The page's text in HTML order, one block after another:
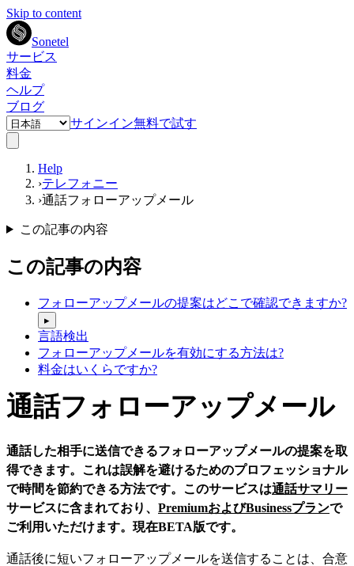
Skip to content
Sonetel
サービス
料金
ヘルプ
ブログ
サインイン無料で試す
Help
›テレフォニー
›通話フォローアップメール
この記事の内容
この記事の内容
フォローアップメールの提案はどこで確認できますか?
▸
言語検出
フォローアップメールを有効にする方法は?
料金はいくらですか?
通話フォローアップメール
通話した相手に送信できるフォローアップメールの提案を取
得できます。これは誤解を避けるためのプロフェッショナル
で時間を節約できる方法です。このサービスは通話サマリー
サービスに含まれており、 PremiumおよびBusinessプランで
ご利用いただけます。現在BETA版です。
通話後に短いフォローアップメールを送信することは、合意